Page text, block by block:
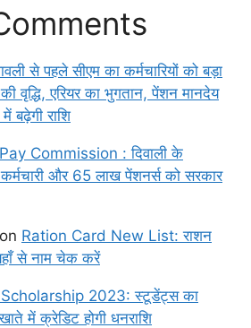
से पहले सीएम का कर्मचारियों को बड़ा
वृद्धि, एरियर का भुगतान, पेंशन मानदेय
बढ़ेगी राशि
Commission : दिवाली के
और 65 लाख पेंशनर्स को सरकार
on Ration Card New List: राशन
से नाम चेक करें
2023: स्टूडेंट्स का
में क्रेडिट होगी धनराशि